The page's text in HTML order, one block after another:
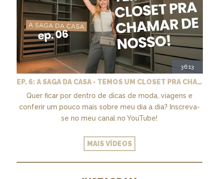
36:13
EP. 6: A SAGA DA CASA - TEMOS UM CLOSET PRA CHAMAR DE NOSSO + MARCENARIA E PAISAGISMO
Quer ficar por dentro de dicas de moda, viagens e
conferir um pouco mais sobre meu dia a dia? Inscreva-
se no meu canal no YouTube!
MAIS VÍDEOS